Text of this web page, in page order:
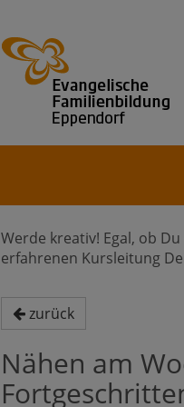
Werde kreativ! Egal, ob
erfahrenen Kursleitung
zurück
Nähen am